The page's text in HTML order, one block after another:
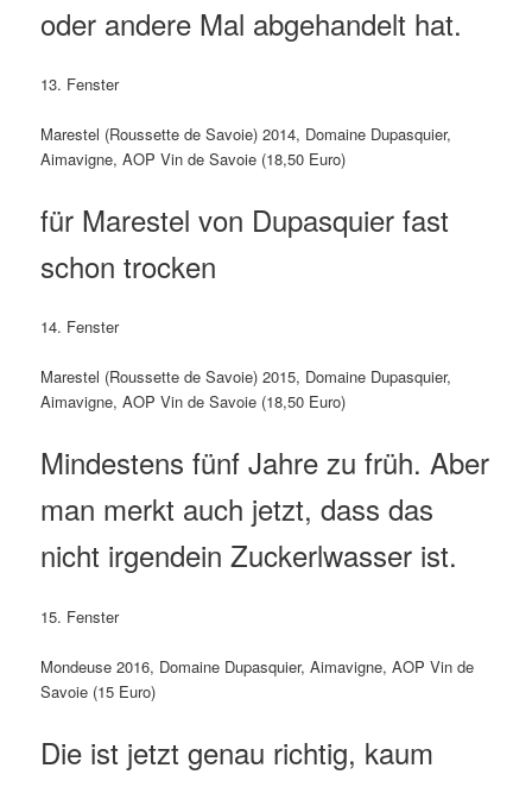
oder andere Mal abgehandelt hat.
13. Fenster
Marestel (Roussette de Savoie) 2014, Domaine Dupasquier,
Aimavigne, AOP Vin de Savoie (18,50 Euro)
für Marestel von Dupasquier fast
schon trocken
14. Fenster
Marestel (Roussette de Savoie) 2015, Domaine Dupasquier,
Aimavigne, AOP Vin de Savoie (18,50 Euro)
Mindestens fünf Jahre zu früh. Aber
man merkt auch jetzt, dass das
nicht irgendein Zuckerlwasser ist.
15. Fenster
Mondeuse 2016, Domaine Dupasquier, Aimavigne, AOP Vin de
Savoie (15 Euro)
Die ist jetzt genau richtig, kaum